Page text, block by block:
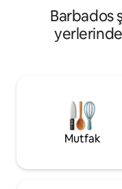
sunuyor. Okyanus
dinlendirici sesine
güvertenizden nefes
rahatlamak ve
doğu kıyısının gerçek
deneyimlemek için
Barbados
Mutfak